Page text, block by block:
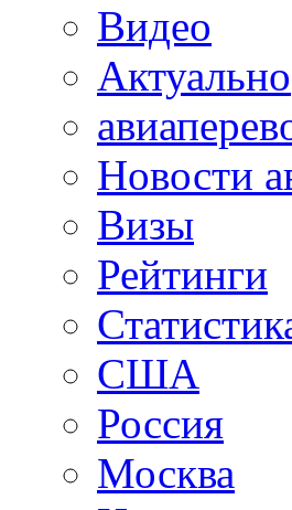
Видео
Актуально
Новости
Визы
Рейтинги
США
Россия
Москва